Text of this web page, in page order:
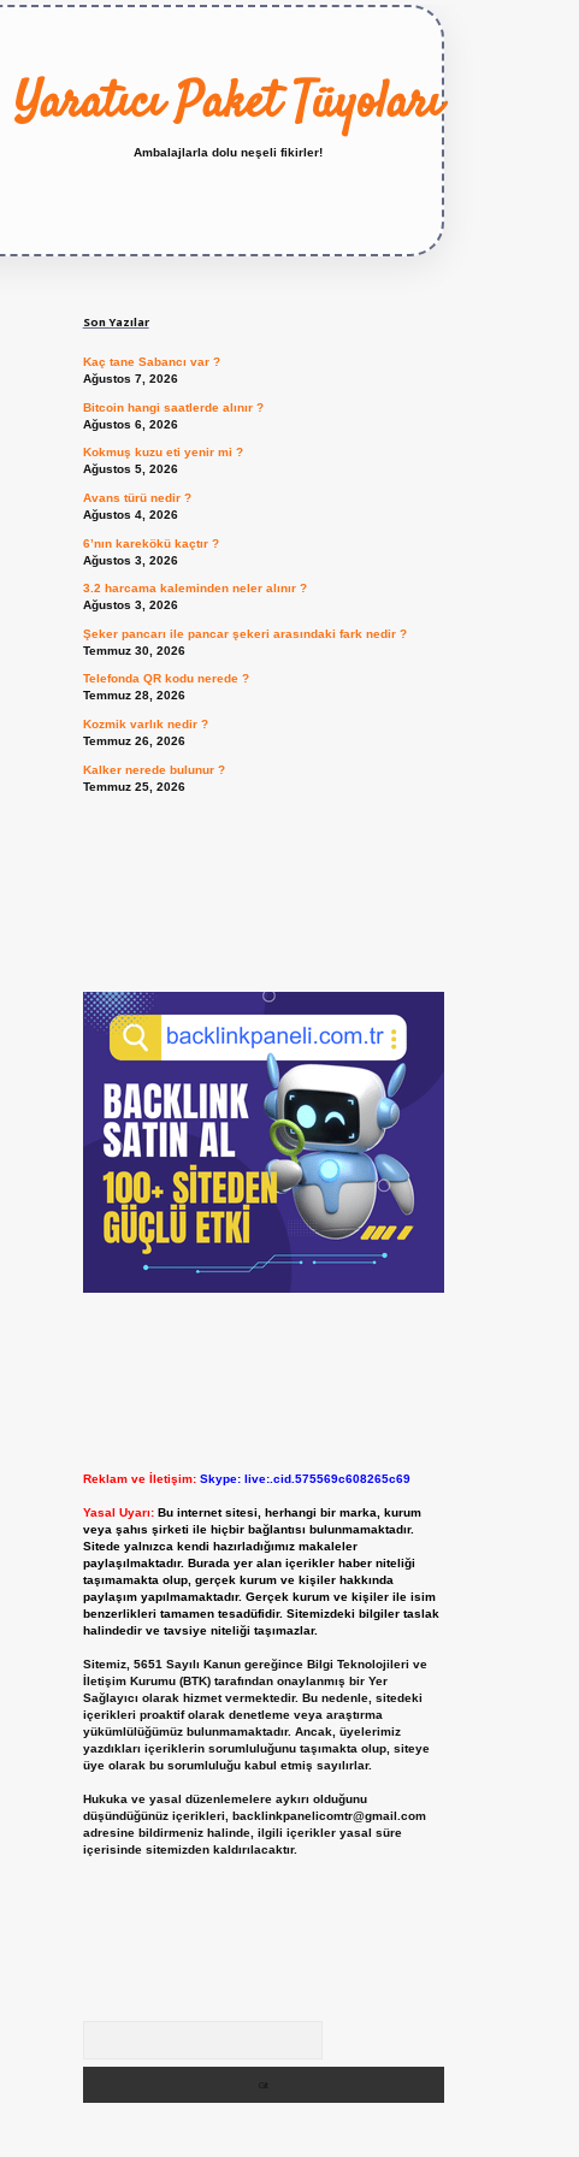
Yaratıcı Paket Tüyoları
Ambalajlarla dolu neşeli fikirler!
Son Yazılar
Kaç tane Sabancı var ?
Ağustos 7, 2026
Bitcoin hangi saatlerde alınır ?
Ağustos 6, 2026
Kokmuş kuzu eti yenir mi ?
Ağustos 5, 2026
Avans türü nedir ?
Ağustos 4, 2026
6’nın karekökü kaçtır ?
Ağustos 3, 2026
3.2 harcama kaleminden neler alınır ?
Ağustos 3, 2026
Şeker pancarı ile pancar şekeri arasındaki fark nedir ?
Temmuz 30, 2026
Telefonda QR kodu nerede ?
Temmuz 28, 2026
Kozmik varlık nedir ?
Temmuz 26, 2026
Kalker nerede bulunur ?
Temmuz 25, 2026
Reklam ve İletişim: Skype: live:.cid.575569c608265c69
Yasal Uyarı: Bu internet sitesi, herhangi bir marka, kurum
veya şahıs şirketi ile hiçbir bağlantısı bulunmamaktadır.
Sitede yalnızca kendi hazırladığımız makaleler
paylaşılmaktadır. Burada yer alan içerikler haber niteliği
taşımamakta olup, gerçek kurum ve kişiler hakkında
paylaşım yapılmamaktadır. Gerçek kurum ve kişiler ile isim
benzerlikleri tamamen tesadüfidir. Sitemizdeki bilgiler taslak
halindedir ve tavsiye niteliği taşımazlar.
Sitemiz, 5651 Sayılı Kanun gereğince Bilgi Teknolojileri ve
İletişim Kurumu (BTK) tarafından onaylanmış bir Yer
Sağlayıcı olarak hizmet vermektedir. Bu nedenle, sitedeki
içerikleri proaktif olarak denetleme veya araştırma
yükümlülüğümüz bulunmamaktadır. Ancak, üyelerimiz
yazdıkları içeriklerin sorumluluğunu taşımakta olup, siteye
üye olarak bu sorumluluğu kabul etmiş sayılırlar.
Hukuka ve yasal düzenlemelere aykırı olduğunu
düşündüğünüz içerikleri, backlinkpanelicomtr@gmail.com
adresine bildirmeniz halinde, ilgili içerikler yasal süre
içerisinde sitemizden kaldırılacaktır.